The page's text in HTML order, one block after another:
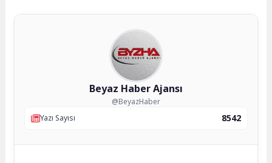
Beyaz Haber Ajansı
@BeyazHaber
Yazı Sayısı
8542